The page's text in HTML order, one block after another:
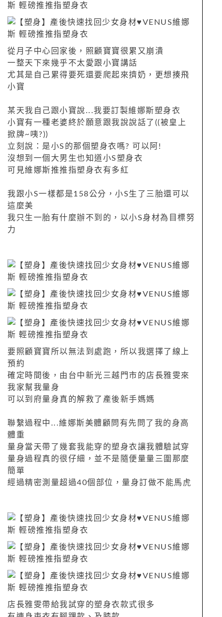
從月子中心回家後，照顧寶寶很累又崩潰
一整天下來幾乎不太愛跟小寶講話
尤其是自己累得要死還要爬起來擠奶，更想揍飛
小寶
某天我自己跟小寶說...我要訂製維娜斯塑身衣
小寶有一種老婆終於願意跟我說說話了((被皇上
掀牌~咦?))
立刻說：是小S的那個塑身衣嗎? 可以阿!
沒想到一個大男生也知道小S塑身衣
可見維娜斯推推指塑身衣有多紅
我跟小S一樣都是158公分，小S生了三胎還可以
這麼美
我只生一胎有什麼辦不到的，以小S身材為目標努
力
要照顧寶寶所以無法到處跑，所以我選擇了線上
預約
確定時間後，由台中新光三越門市的店長雅雯來
我家幫我量身
可以到府量身真的解救了產後新手媽媽
聯繫過程中...維娜斯美體顧問有先問了我的身高
體重
量身當天帶了幾套我能穿的塑身衣讓我體驗試穿
量身過程真的很仔細，並不是隨便量量三圍那麼
簡單
經過精密測量超過40個部位，量身訂做不能馬虎
店長雅雯帶給我試穿的塑身衣款式很多